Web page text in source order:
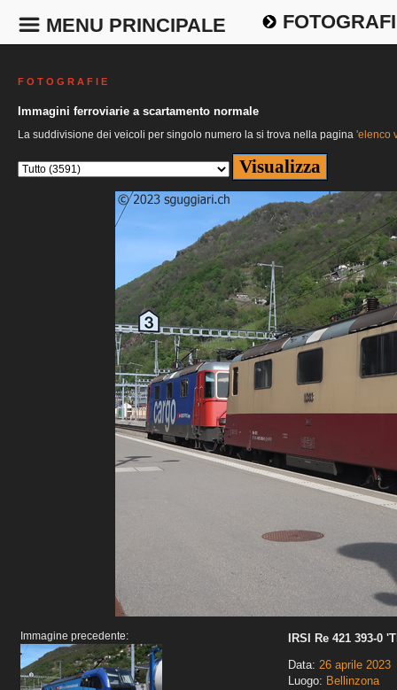
MENU PRINCIPALE
F O T O G R A F I E
Immagini ferroviarie a scartamento normale
La suddivisione dei veicoli per singolo numero la si trova nella pagina 'elenco
Immagine precedente:
IRSI Re 421 393-0
Data: 26 aprile 2023
Luogo: Bellinzona